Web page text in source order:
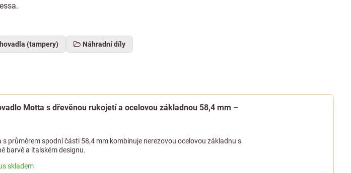
(tampery) Náhradní díly
Motta s dřevěnou rukojetí a ocelovou základnou 58,4 mm –
průměrem spodní části 58,4 mm kombinuje nerezovou ocelovou základnu s
barvě a italském designu.
skladem